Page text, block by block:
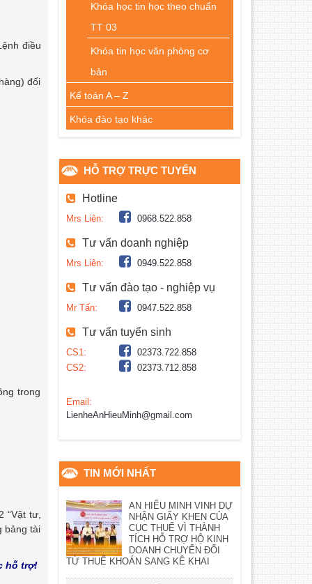
điều
đối
trong
“Vật tư,
bảng tài
hỗ trợ!
Khóa học tin học theo chuẩn
TT 03
Khóa tin học văn phòng cơ
bản
Kế toán A – Z
Khóa đào tạo khác
HỖ TRỢ TRỰC TUYẾN
Hotline
Mrs Liên: 0968.522.858
Tư vấn doanh nghiệp
Mrs Liên: 0949.522.858
Tư vấn đào tạo - nghiệp vụ
Mr Tấn: 0947.522.858
Tư vấn tuyển sinh
CS1:
02373.722.858
CS2:
02373.712.858
Email:
LienheAnHieuMinh@gmail.com
TIN MỚI NHẤT
AN HIỂU MINH VINH DỰ
NHẬN GIẤY KHEN CỦA
CỤC THUẾ VÌ THÀNH
TÍCH HỖ TRỢ HỘ KINH
DOANH CHUYỂN ĐỔI
TỪ THUẾ KHOÁN SANG KÊ KHAI